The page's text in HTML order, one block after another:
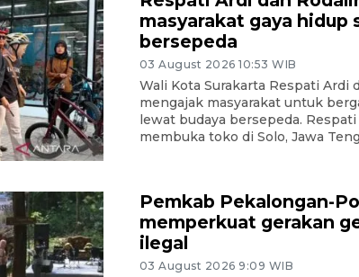
masyarakat gaya hidup
bersepeda
03 August 2026 10:53 WIB
Wali Kota Surakarta Respati Ardi
mengajak masyarakat untuk
lewat budaya bersepeda.
membuka toko di Solo, Jawa
Pemkab Pekalongan-
memperkuat gerakan
ilegal
03 August 2026 9:09 WIB
27 July 2026 20:07